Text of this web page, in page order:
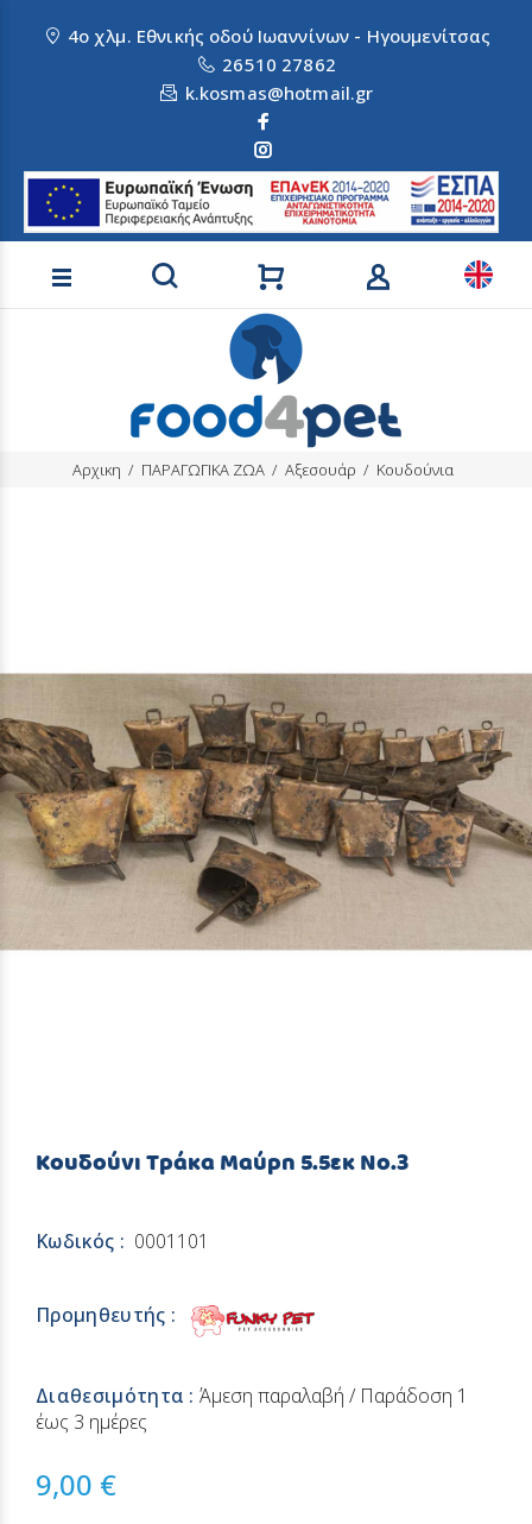
4ο χλμ. Εθνικής οδού Ιωαννίνων - Ηγουμενίτσας
26510 27862
k.kosmas@hotmail.gr
Αναζήτηση προϊόντων
Αρχικη ΠΑΡΑΓΩΓΙΚΑ ΖΩΑ Αξεσουάρ Κουδούνια
Κουδούνι Τράκα Μαύρη 5.5εκ Νο.3
Κωδικός : 0001101
Προμηθευτής :
Διαθεσιμότητα :Άμεση παραλαβή / Παράδoση 1
έως 3 ημέρες
9,00 €